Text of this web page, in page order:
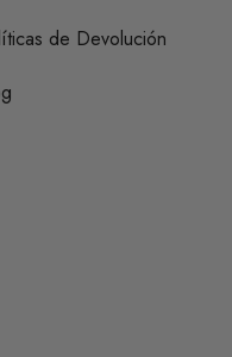
de Devolución